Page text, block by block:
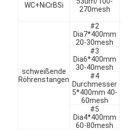
WC+NiCrBSi
270mesh
schweißende
Röhrenstangen
#2
Dia7*400mm
20-30mesh
#3
Dia6*400mm
30-40mesh
#4
Durchmesser
5*400mm 40-
60mesh
#5
Dia4*400mm
60-80mesh